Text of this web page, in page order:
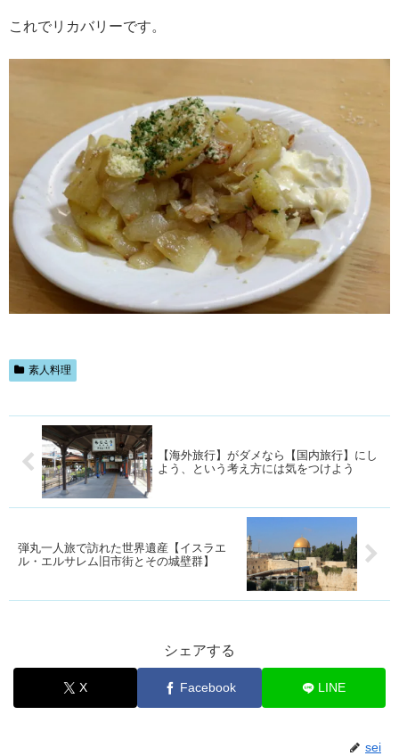
これでリカバリーです。
素人料理
【海外旅行】がダメなら【国内旅行】にし
よう、という考え方には気をつけよう
弾丸一人旅で訪れた世界遺産【イスラエ
ル・エルサレム旧市街とその城壁群】
シェアする
X Facebook LINE
sei